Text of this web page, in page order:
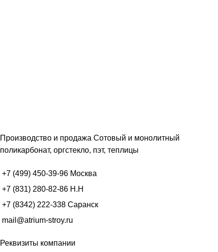
Производство и продажа Сотовый и монолитный
поликарбонат, оргстекло, пэт, теплицы
+7 (499) 450-39-96 Москва
+7 (831) 280-82-86 Н.Н
+7 (8342) 222-338 Саранск
mail@atrium-stroy.ru
Реквизиты компании